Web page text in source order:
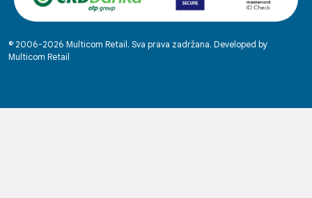
© 2006-2026 Multicom Retail. Sva prava zadržana. Developed by
Multicom Retail